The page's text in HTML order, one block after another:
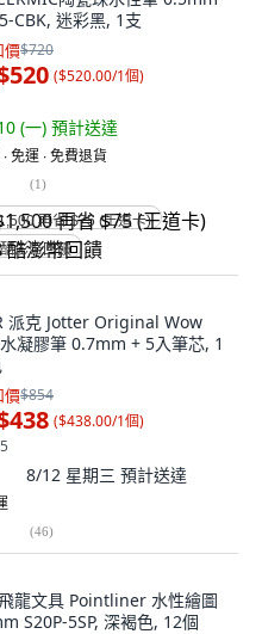
CBK, 迷彩黑, 1支
價$720
($520.00/1個)
(一) 預計送達
免運 ∙ 免費退貨
(1)
再省 $75 (王道卡)
澎幣回饋
派克 Jotter Original Wow
凝膠筆 0.7mm + 5入筆芯, 1
價$854
($438.00/1個)
8/12 星期三 預計送達
(46)
龍文具 Pointliner 水性繪圖
S20P-5SP, 深褐色, 12個